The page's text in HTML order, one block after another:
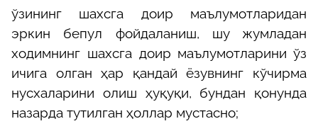
ўзининг шахсга доир маълумотларидан
эркин бепул фойдаланиш, шу жумладан
ходимнинг шахсга доир маълумотларини ўз
ичига олган ҳар қандай ёзувнинг кўчирма
нусхаларини олиш ҳуқуқи, бундан қонунда
назарда тутилган ҳоллар мустасно;